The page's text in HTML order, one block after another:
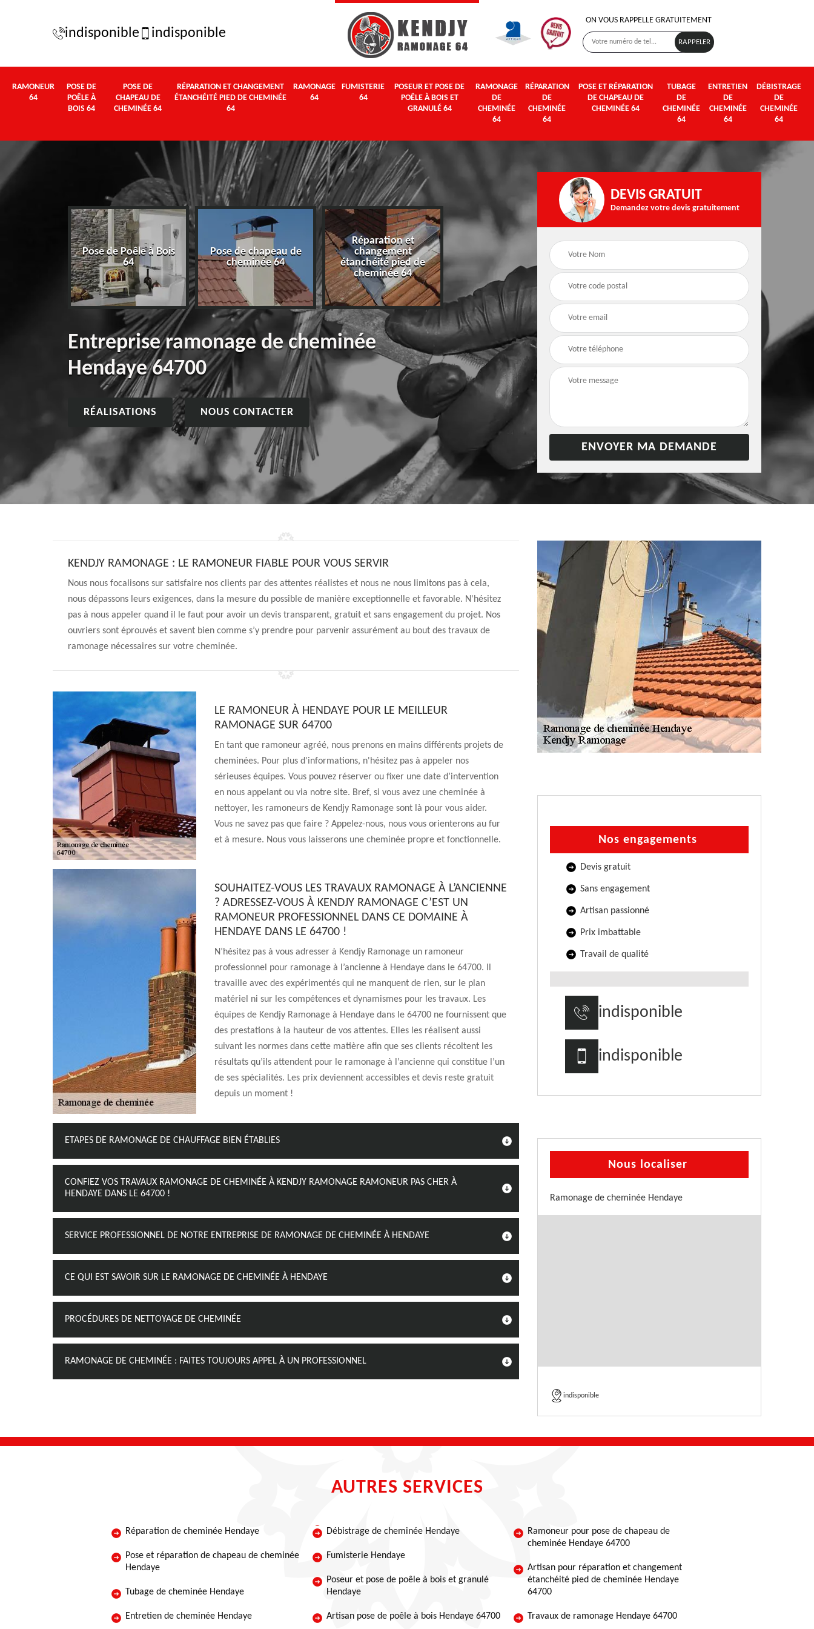
indisponible indisponible
ON VOUS RAPPELLE GRATUITEMENT
RAMONEUR
64
POSE DE
POÊLE À
BOIS 64
POSE DE
CHAPEAU DE
CHEMINÉE 64
RÉPARATION ET CHANGEMENT
ÉTANCHÉITÉ PIED DE CHEMINÉE
64
RAMONAGE
64
FUMISTERIE
64
POSEUR ET POSE DE
POÊLE À BOIS ET
GRANULÉ 64
RAMONAGE
DE
CHEMINÉE
64
RÉPARATION
DE
CHEMINÉE
64
POSE ET RÉPARATION
DE CHAPEAU DE
CHEMINÉE 64
TUBAGE
DE
CHEMINÉE
64
ENTRETIEN
DE
CHEMINÉE
64
DÉBISTRAGE
DE
CHEMINÉE
64
Pose de Poêle à Bois
64
Pose de chapeau de
cheminée 64
Réparation et
changement
étanchéité pied de
cheminée 64
Ramonage 64
Poseur et pose de
poêle à bois et
Entreprise ramonage de cheminée
Hendaye 64700
RÉALISATIONS NOUS CONTACTER
DEVIS GRATUIT
Demandez votre devis gratuitement
KENDJY RAMONAGE : LE RAMONEUR FIABLE POUR VOUS SERVIR
Nous nous focalisons sur satisfaire nos clients par des attentes réalistes et nous ne nous limitons pas à cela,
nous dépassons leurs exigences, dans la mesure du possible de manière exceptionnelle et favorable. N'hésitez
pas à nous appeler quand il le faut pour avoir un devis transparent, gratuit et sans engagement du projet. Nos
ouvriers sont éprouvés et savent bien comme s’y prendre pour parvenir assurément au bout des travaux de
ramonage nécessaires sur votre cheminée.
LE RAMONEUR À HENDAYE POUR LE MEILLEUR
RAMONAGE SUR 64700
En tant que ramoneur agréé, nous prenons en mains différents projets de
cheminées. Pour plus d'informations, n'hésitez pas à appeler nos
sérieuses équipes. Vous pouvez réserver ou fixer une date d’intervention
en nous appelant ou via notre site. Bref, si vous avez une cheminée à
nettoyer, les ramoneurs de Kendjy Ramonage sont là pour vous aider.
Vous ne savez pas que faire ? Appelez-nous, nous vous orienterons au fur
et à mesure. Nous vous laisserons une cheminée propre et fonctionnelle.
SOUHAITEZ-VOUS LES TRAVAUX RAMONAGE À L’ANCIENNE
? ADRESSEZ-VOUS À KENDJY RAMONAGE C’EST UN
RAMONEUR PROFESSIONNEL DANS CE DOMAINE À
HENDAYE DANS LE 64700 !
N’hésitez pas à vous adresser à Kendjy Ramonage un ramoneur
professionnel pour ramonage à l’ancienne à Hendaye dans le 64700. Il
travaille avec des expérimentés qui ne manquent de rien, sur le plan
matériel ni sur les compétences et dynamismes pour les travaux. Les
équipes de Kendjy Ramonage à Hendaye dans le 64700 ne fournissent que
des prestations à la hauteur de vos attentes. Elles les réalisent aussi
suivant les normes dans cette matière afin que ses clients récoltent les
résultats qu’ils attendent pour le ramonage à l’ancienne qui constitue l’un
de ses spécialités. Les prix deviennent accessibles et devis reste gratuit
depuis un moment !
ETAPES DE RAMONAGE DE CHAUFFAGE BIEN ÉTABLIES
CONFIEZ VOS TRAVAUX RAMONAGE DE CHEMINÉE À KENDJY RAMONAGE RAMONEUR PAS CHER À
HENDAYE DANS LE 64700 !
SERVICE PROFESSIONNEL DE NOTRE ENTREPRISE DE RAMONAGE DE CHEMINÉE À HENDAYE
CE QUI EST SAVOIR SUR LE RAMONAGE DE CHEMINÉE À HENDAYE
PROCÉDURES DE NETTOYAGE DE CHEMINÉE
RAMONAGE DE CHEMINÉE : FAITES TOUJOURS APPEL À UN PROFESSIONNEL
Nos engagements
Devis gratuit
Sans engagement
Artisan passionné
Prix imbattable
Travail de qualité
indisponible
indisponible
Nous localiser
Ramonage de cheminée Hendaye
indisponible
AUTRES SERVICES
Réparation de cheminée Hendaye
Pose et réparation de chapeau de cheminée
Hendaye
Tubage de cheminée Hendaye
Entretien de cheminée Hendaye
Débistrage de cheminée Hendaye
Fumisterie Hendaye
Poseur et pose de poêle à bois et granulé
Hendaye
Artisan pose de poêle à bois Hendaye 64700
Ramoneur pour pose de chapeau de
cheminée Hendaye 64700
Artisan pour réparation et changement
étanchéité pied de cheminée Hendaye
64700
Travaux de ramonage Hendaye 64700